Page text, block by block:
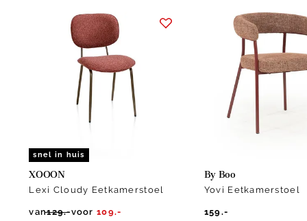
snel in huis
XOOON
Lexi Cloudy Eetkamerstoel
van129.-voor 109.-
By Boo
Yovi Eetkamerstoel
159.-